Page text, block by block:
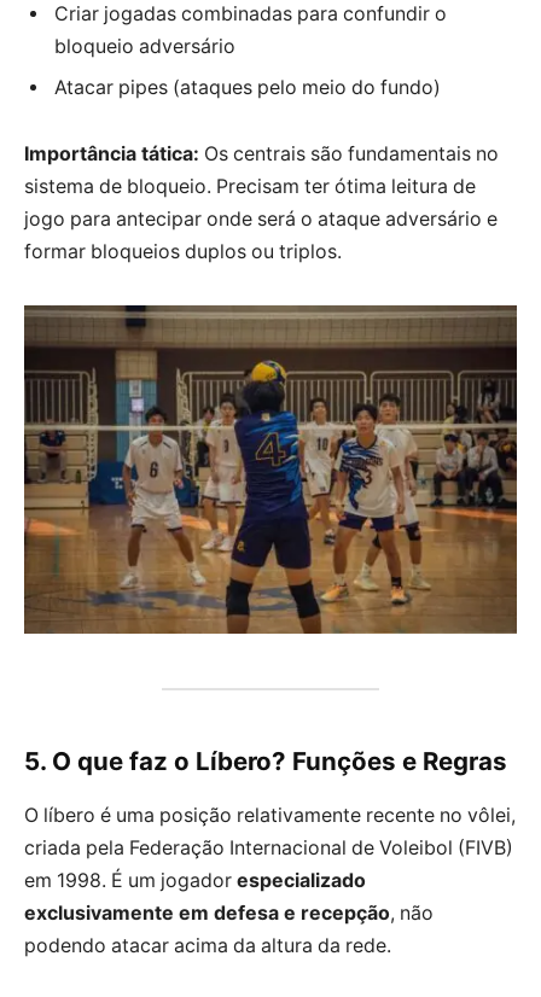
Criar jogadas combinadas para confundir o
bloqueio adversário
Atacar pipes (ataques pelo meio do fundo)
Importância tática: Os centrais são fundamentais no
sistema de bloqueio. Precisam ter ótima leitura de
jogo para antecipar onde será o ataque adversário e
formar bloqueios duplos ou triplos.
5. O que faz o Líbero? Funções e Regras
O líbero é uma posição relativamente recente no vôlei,
criada pela Federação Internacional de Voleibol (FIVB)
em 1998. É um jogador especializado
exclusivamente em defesa e recepção, não
podendo atacar acima da altura da rede.